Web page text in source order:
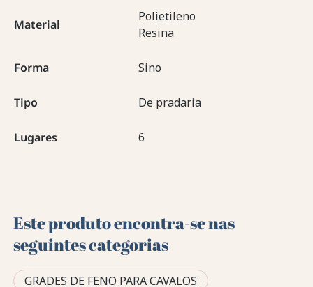
Material
Polietileno
Resina
Forma Sino
Tipo De pradaria
Lugares 6
Este produto encontra-se nas
seguintes categorias
GRADES DE FENO PARA CAVALOS